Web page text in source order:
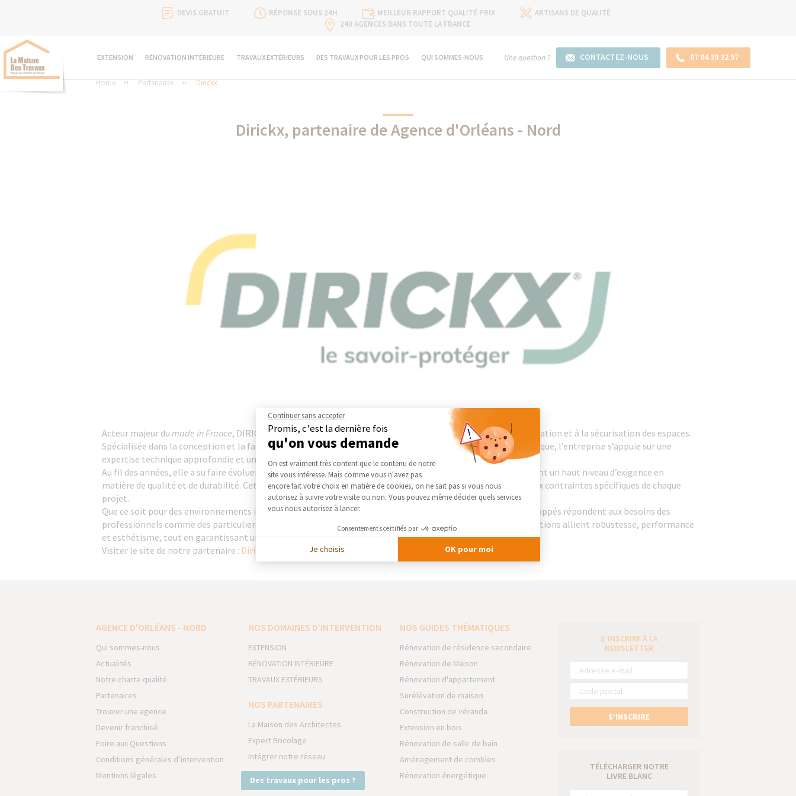
DEVIS GRATUIT RÉPONSE SOUS 24H MEILLEUR RAPPORT QUALITÉ PRIX
ARTISANS DE QUALITÉ
240 AGENCES DANS TOUTE LA FRANCE
EXTENSION RÉNOVATION INTÉRIEURE TRAVAUX EXTÉRIEURS DES TRAVAUX POUR LES PROS QUI SOMMES-NOUS Une question ? CONTACTEZ-NOUS 07 84 39 32 97
Home Partenaires Dirickx
Dirickx, partenaire de Agence d'Orléans - Nord
Acteur majeur du made in France, DIRICKX développe depuis près d’un siècle des solutions dédiées à la délimitation et à la sécurisation des espaces.
Spécialisée dans la conception et la fabrication de clôtures, portails et équipements de protection périmétrique, l’entreprise s’appuie sur une
expertise technique approfondie et un outil industriel performant.
Au fil des années, elle a su faire évoluer son offre en intégrant des innovations constantes, tout en maintenant un haut niveau d’exigence en
matière de qualité et de durabilité. Cette approche lui permet de proposer des solutions fiables, adaptées aux contraintes spécifiques de chaque
projet.
Que ce soit pour des environnements industriels, agricoles, tertiaires ou résidentiels, les équipements développés répondent aux besoins des
professionnels comme des particuliers. Pensées pour s’intégrer à différents types de configurations, les solutions allient robustesse, performance
et esthétisme, tout en garantissant une sécurisation efficace des sites.
Visiter le site de notre partenaire : Dirickx — Jardin et Terrasse
AGENCE D'ORLÉANS - NORD
Qui sommes-nous
Actualités
Notre charte qualité
Partenaires
Trouver une agence
Devenir franchisé
Foire aux Questions
Conditions générales d’intervention
Mentions légales
NOS DOMAINES D’INTERVENTION
EXTENSION
RÉNOVATION INTÉRIEURE
TRAVAUX EXTÉRIEURS
NOS PARTENAIRES
La Maison des Architectes
Expert Bricolage
Intégrer notre réseau
Des travaux pour les pros ?
NOS GUIDES THÉMATIQUES
Rénovation de résidence secondaire
Rénovation de Maison
Rénovation d'appartement
Surélévation de maison
Construction de véranda
Extension en bois
Rénovation de salle de bain
Aménagement de combles
Rénovation énergétique
S’INSCRIRE À LA
NEWSLETTER
S’INSCRIRE
TÉLÉCHARGER NOTRE
LIVRE BLANC
Continuer sans accepter
Promis, c'est la dernière fois
qu'on vous demande
Plateforme de Gestion du Consentement : Personnalisez vos Options
On est vraiment très content que le contenu de notre
site vous intéresse. Mais comme vous n'avez pas
encore fait votre choix en matière de cookies, on ne sait pas si vous nous
autorisez à suivre votre visite ou non. Vous pouvez même décider quels services
vous nous autorisez à lancer.
Consentements certifiés par
Je choisis OK pour moi
Axeptio consent